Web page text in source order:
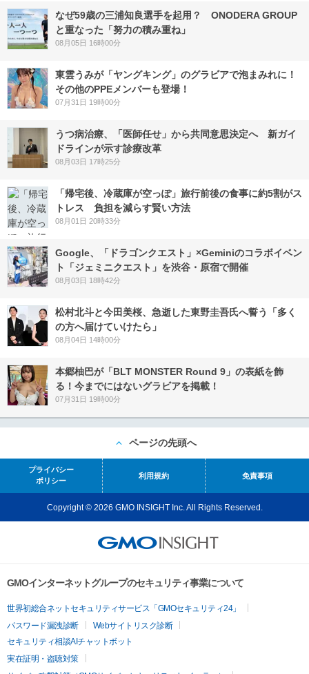
なぜ59歳の三浦知良選手を起用？ ONODERA GROUP
と重なった「努力の積み重ね」
08月05日 16時00分
東雲うみが「ヤングキング」のグラビアで泡まみれに！
その他のPPEメンバーも登場！
07月31日 19時00分
うつ病治療、「医師任せ」から共同意思決定へ 新ガイ
ドラインが示す診療改革
08月03日 17時25分
「帰宅後、冷蔵庫が空っぽ」旅行前後の食事に約5割がス
トレス 負担を減らす賢い方法
08月01日 20時33分
Google、「ドラゴンクエスト」×Geminiのコラボイベン
ト「ジェミニクエスト」を渋谷・原宿で開催
08月03日 18時42分
松村北斗と今田美桜、急逝した東野圭吾氏へ誓う「多く
の方へ届けていけたら」
08月04日 14時00分
本郷柚巴が「BLT MONSTER Round 9」の表紙を飾
る！今までにはないグラビアを掲載！
07月31日 19時00分
ページの先頭へ
プライバシー
ポリシー
利用規約 免責事項
Copyright © 2026 GMO INSIGHT Inc. All Rights Reserved.
GMOインターネットグループのセキュリティ事業について
世界初総合ネットセキュリティサービス「GMOセキュリティ24」
パスワード漏洩診断
Webサイトリスク診断
セキュリティ相談AIチャットボット
実在証明・盗聴対策